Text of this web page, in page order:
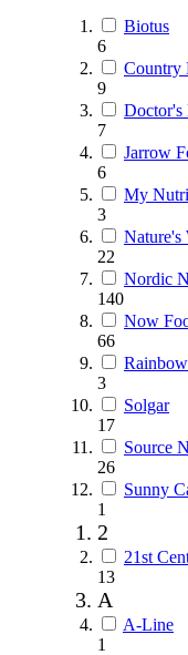
Biotus
6
Country
9
Doctor's
7
Jarrow
6
My
3
Nature's
22
Nordic
140
Now
66
3
Solgar
17
Source
26
Sunny
1
2
21st
13
A
A-Line
1